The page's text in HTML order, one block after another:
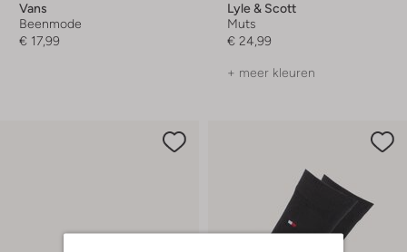
Vans
Beenmode
€ 17,99
Lyle & Scott
Muts
€ 24,99
+ meer kleuren